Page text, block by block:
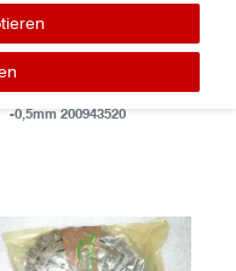
-0,5mm 200943520